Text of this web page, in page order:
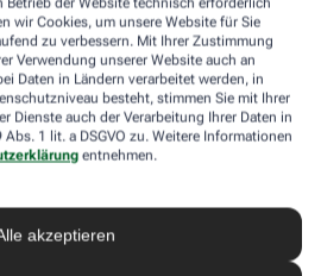
wir Cookies, um unsere Website für Sie
zu verbessern. Mit Ihrer Zustimmung
Verwendung unserer Website auch an
Daten in Ländern verarbeitet werden, in
besteht, stimmen Sie mit Ihrer
Dienste auch der Verarbeitung Ihrer Daten in
1 lit. a DSGVO zu. Weitere Informationen
entnehmen.
akzeptieren
zu bewegen, kaltes Mineralwasser zu
sind tabu – sie können den
(Mineralstoffe) aus dem